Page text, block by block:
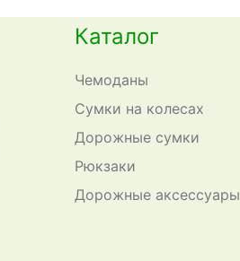
Каталог
Чемоданы
Сумки на колесах
Дорожные сумки
Рюкзаки
Дорожные аксессуары